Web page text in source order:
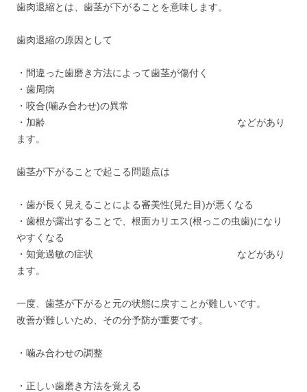
歯肉退縮とは、歯茎が下がることを意味します。
歯肉退縮の原因として
・間違った歯磨き方法によって歯茎が傷付く
・歯周病
・咬合(噛み合わせ)の異常
・加齢 などがあり
ます。
歯茎が下がることで起こる問題点は
・歯が長く見えることによる審美性(見た目)が悪くなる
・歯根が露出することで、根面カリエス(根っこの虫歯)になり
やすくなる
・知覚過敏の症状 などがあり
ます。
一度、歯茎が下がると元の状態に戻すことが難しいです。
改善が難しいため、その分予防が重要です。
・噛み合わせの調整
・正しい歯磨き方法を覚える